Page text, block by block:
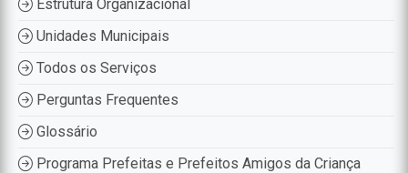
Estrutura Organizacional
Unidades Municipais
Todos os Serviços
Perguntas Frequentes
Glossário
Programa Prefeitas e Prefeitos Amigos da Criança